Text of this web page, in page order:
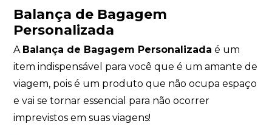
Balança de Bagagem
Personalizada
A Balança de Bagagem Personalizada é um
item indispensável para você que é um amante de
viagem, pois é um produto que não ocupa espaço
e vai se tornar essencial para não ocorrer
imprevistos em suas viagens!